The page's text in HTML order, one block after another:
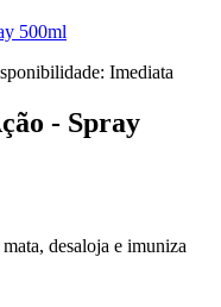
500ml
Imediata
- Spray
desaloja e imuniza